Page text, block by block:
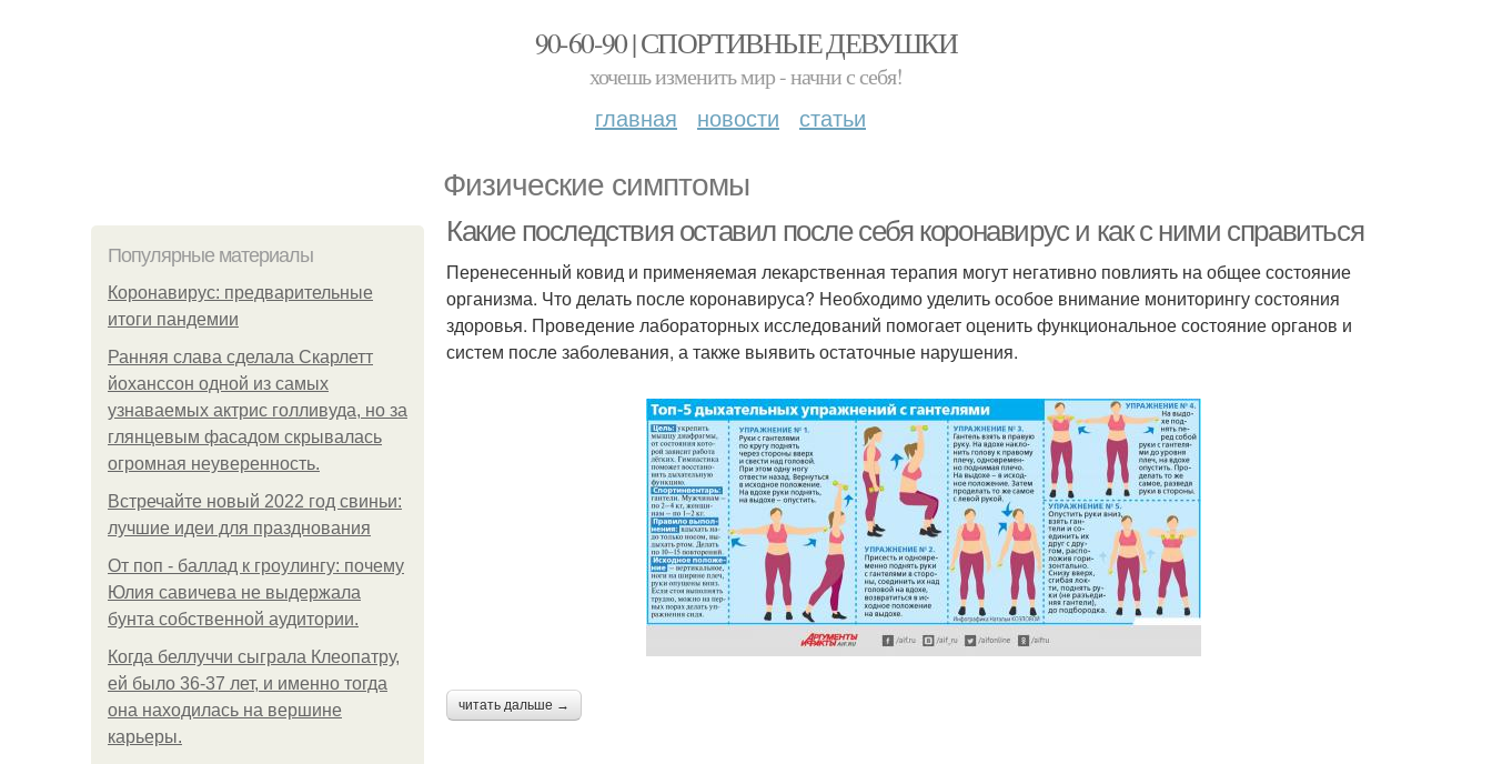
90-60-90 | СПОРТИВНЫЕ ДЕВУШКИ
хочешь изменить мир - начни с себя!
главная новости статьи
Физические симптомы
Популярные материалы
Коронавирус: предварительные
итоги пандемии
Ранняя слава сделала Скарлетт
йоханссон одной из самых
узнаваемых актрис голливуда, но за
глянцевым фасадом скрывалась
огромная неуверенность.
Встречайте новый 2022 год свиньи:
лучшие идеи для празднования
От поп - баллад к гроулингу: почему
Юлия савичева не выдержала
бунта собственной аудитории.
Когда беллуччи сыграла Клеопатру,
ей было 36-37 лет, и именно тогда
она находилась на вершине
карьеры.
Какие последствия оставил после себя коронавирус и как с ними справиться
Перенесенный ковид и применяемая лекарственная терапия могут негативно повлиять на общее состояние
организма. Что делать после коронавируса? Необходимо уделить особое внимание мониторингу состояния
здоровья. Проведение лабораторных исследований помогает оценить функциональное состояние органов и
систем после заболевания, а также выявить остаточные нарушения.
читать дальше →